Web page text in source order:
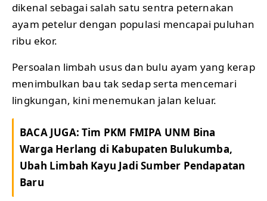
dikenal sebagai salah satu sentra peternakan
ayam petelur dengan populasi mencapai puluhan
ribu ekor.
Persoalan limbah usus dan bulu ayam yang kerap
menimbulkan bau tak sedap serta mencemari
lingkungan, kini menemukan jalan keluar.
BACA JUGA:Tim PKM FMIPA UNM Bina
Warga Herlang di Kabupaten Bulukumba,
Ubah Limbah Kayu Jadi Sumber Pendapatan
Baru